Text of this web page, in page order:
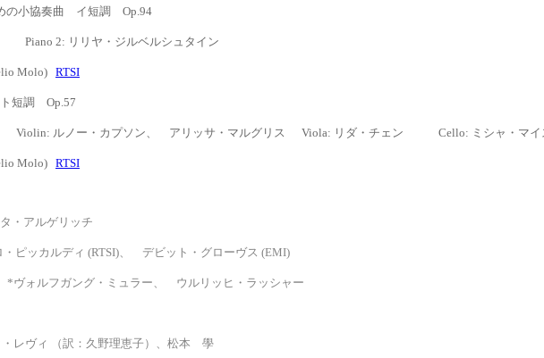
の小協奏曲 イ短調 Op.94
2: リリヤ・ジルベルシュタイン
Molo) RTSI
短調 Op.57
ルノー・カプソン、 アリッサ・マルグリス Viola: リダ・チェン Cello: ミシャ・マイ
Molo) RTSI
ゲリッチ
ディ (RTSI)、 デビット・グローヴス (EMI)
ング・ミュラー、 ウルリッヒ・ラッシャー
（訳：久野理恵子）、 松本 學